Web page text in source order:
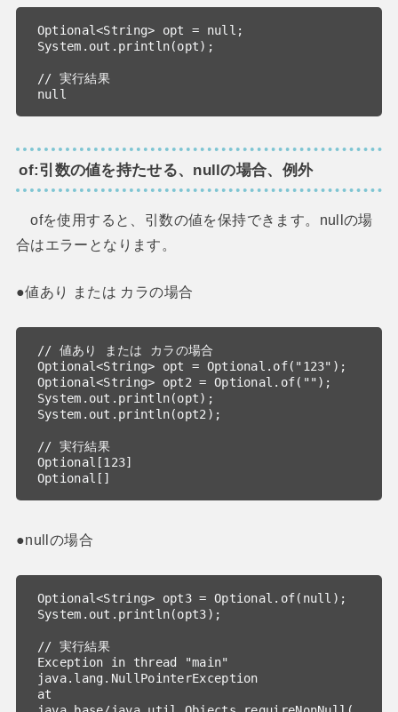
Optional<String> opt = null;
System.out.println(opt);
// 実行結果
null
of:引数の値を持たせる、nullの場合、例外
ofを使用すると、引数の値を保持できます。nullの場
合はエラーとなります。
●値あり または カラの場合
// 値あり または カラの場合
Optional<String> opt = Optional.of("123");
Optional<String> opt2 = Optional.of("");
System.out.println(opt);
System.out.println(opt2);
// 実行結果
Optional[123]
Optional[]
●nullの場合
Optional<String> opt3 = Optional.of(null);
System.out.println(opt3);
// 実行結果
Exception in thread "main"
java.lang.NullPointerException
at